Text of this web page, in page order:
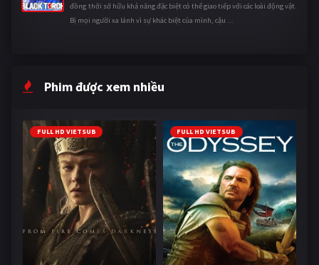
đồng thời sở hữu khả năng đặc biệt có thể giao tiếp với các loài động vật.
Bị mọi người xa lánh vì sự khác biệt của mình, cậu ...
Phim được xem nhiều
FULL HD VIETSUB FULL HD VIETSUB